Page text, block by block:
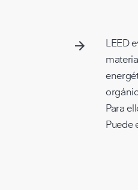
LEED
Para
Puede